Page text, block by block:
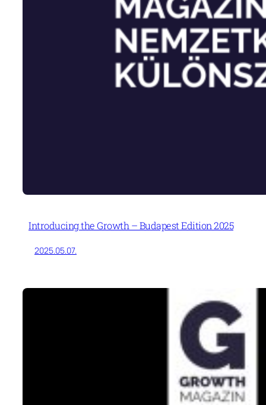
Introducing the Growth – Budapest Edition 2025
2025.05.07.